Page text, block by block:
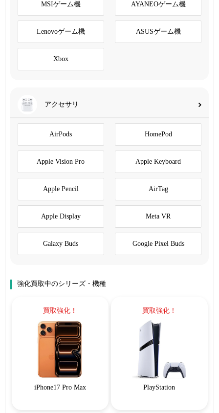
MSIゲーム機 AYANEOゲーム機
Lenovoゲーム機 ASUSゲーム機
Xbox
アクセサリ
AirPods HomePod
Apple Vision Pro Apple Keyboard
Apple Pencil AirTag
Apple Display Meta VR
Galaxy Buds Google Pixel Buds
強化買取中のシリーズ・機種
買取強化！
iPhone17 Pro Max
買取強化！
PlayStation